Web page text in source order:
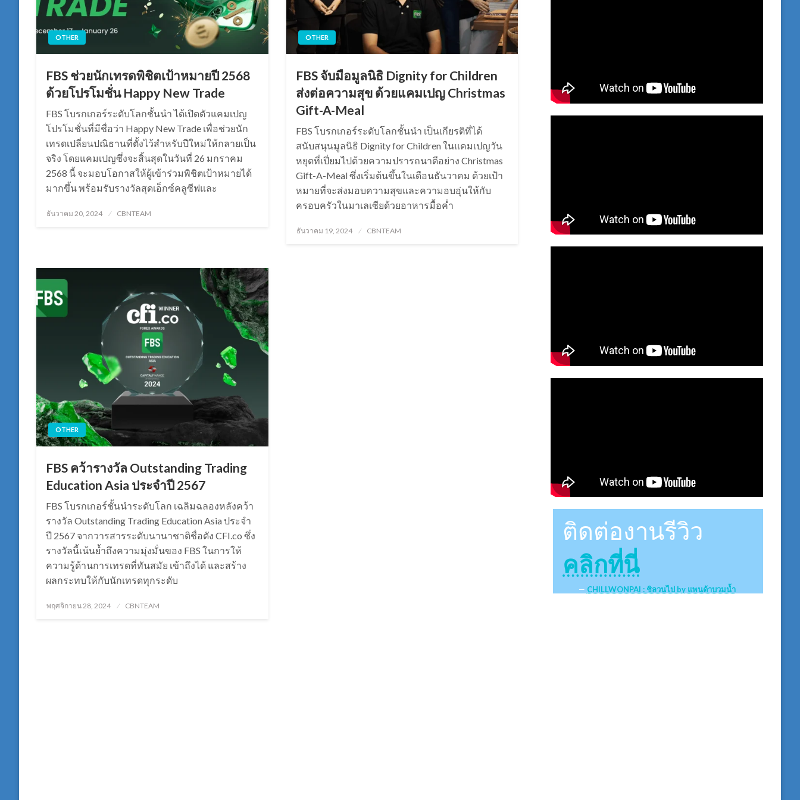
OTHER
FBS ช่วยนักเทรดพิชิตเป้าหมายปี 2568
ด้วยโปรโมชั่น Happy New Trade
FBS โบรกเกอร์ระดับโลกชั้นนำ ได้เปิดตัวแคมเปญ
โปรโมชั่นที่มีชื่อว่า Happy New Trade เพื่อช่วยนัก
เทรดเปลี่ยนปณิธานที่ตั้งไว้สำหรับปีใหม่ให้กลายเป็น
จริง โดยแคมเปญซึ่งจะสิ้นสุดในวันที่ 26 มกราคม
2568 นี้ จะมอบโอกาสให้ผู้เข้าร่วมพิชิตเป้าหมายได้
มากขึ้น พร้อมรับรางวัลสุดเอ็กซ์คลูซีฟและ
Posted
ธันวาคม 20, 2024 CBNTEAM
OTHER
FBS จับมือมูลนิธิ Dignity for Children
ส่งต่อความสุข ด้วยแคมเปญ Christmas
Gift-A-Meal
FBS โบรกเกอร์ระดับโลกชั้นนำ เป็นเกียรติที่ได้
สนับสนุนมูลนิธิ Dignity for Children ในแคมเปญวัน
หยุดที่เปี่ยมไปด้วยความปรารถนาดีอย่าง Christmas
Gift-A-Meal ซึ่งเริ่มต้นขึ้นในเดือนธันวาคม​ ด้วยเป้า
หมายที่จะส่งมอบความสุขและความอบอุ่นให้กับ
ครอบครัวในมาเลเซียด้วยอาหารมื้อค่ำ
Posted
ธันวาคม 19, 2024 CBNTEAM
OTHER
FBS คว้ารางวัล Outstanding Trading
Education Asia ประจำปี 2567
FBS โบรกเกอร์ชั้นนำระดับโลก เฉลิมฉลองหลังคว้า
รางวัล Outstanding Trading Education Asia ประจำ
ปี 2567 จากวารสารระดับนานาชาติชื่อดัง CFI.co ซึ่ง
รางวัลนี้เน้นย้ำถึงความมุ่งมั่นของ FBS ในการให้
ความรู้ด้านการเทรดที่ทันสมัย เข้าถึงได้ และสร้าง
ผลกระทบให้กับนักเทรดทุกระดับ
Posted
พฤศจิกายน 28, 2024 CBNTEAM
ติดต่องานรีวิว
คลิกที่นี่
CHILLWONPAI : ชิลวนไป by แพนด้าบวมน้ำ